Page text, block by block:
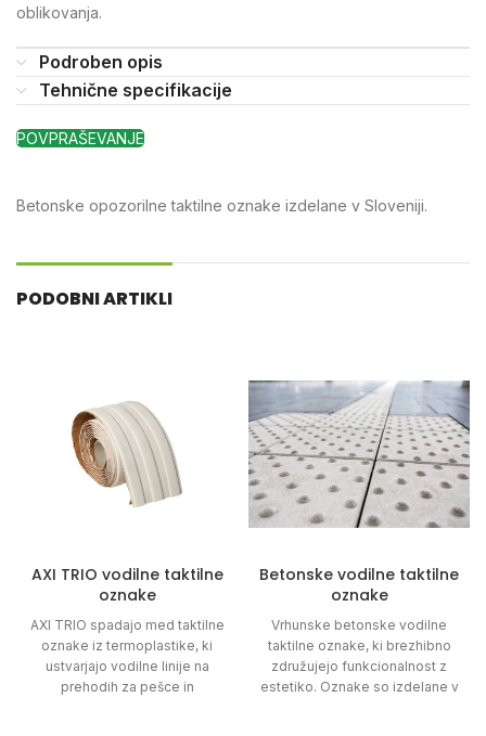
oblikovanja.
Podroben opis
Tehnične specifikacije
POVPRAŠEVANJE
Betonske opozorilne taktilne oznake izdelane v Sloveniji.
PODOBNI ARTIKLI
AXI TRIO vodilne taktilne
oznake
AXI TRIO spadajo med taktilne
oznake iz termoplastike, ki
ustvarjajo vodilne linije na
prehodih za pešce in
Betonske vodilne taktilne
oznake
Vrhunske betonske vodilne
taktilne oznake, ki brezhibno
združujejo funkcionalnost z
estetiko. Oznake so izdelane v